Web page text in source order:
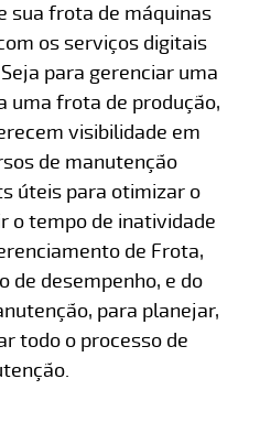
sua frota de máquinas
os serviços digitais
para gerenciar uma
uma frota de produção,
visibilidade em
de manutenção
úteis para otimizar o
o tempo de inatividade
de Frota,
de desempenho, e do
para planejar,
todo o processo de